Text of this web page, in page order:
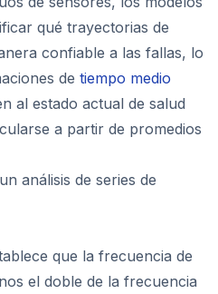
qué trayectorias de
confiable a las fallas, lo
de tiempo medio
al estado actual de salud
a partir de promedios
análisis de series de
que la frecuencia de
el doble de la frecuencia